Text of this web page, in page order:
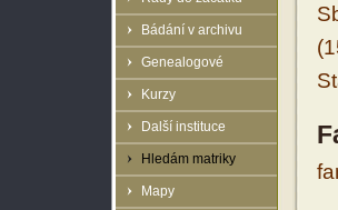
Bádání v archivu
Genealogové
Kurzy
Další instituce
Hledám matriky
Mapy